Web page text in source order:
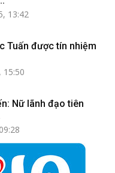
13:42
Tuấn được tín nhiệm
15:50
Nữ lãnh đạo tiên